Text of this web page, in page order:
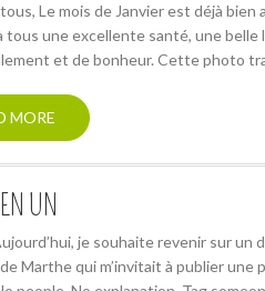
Le mois de Janvier est déjà
tous une excellente santé, une
et de bonheur. Cette photo
MORE
UN
je souhaite revenir sur un
Marthe qui m’invitait à publier